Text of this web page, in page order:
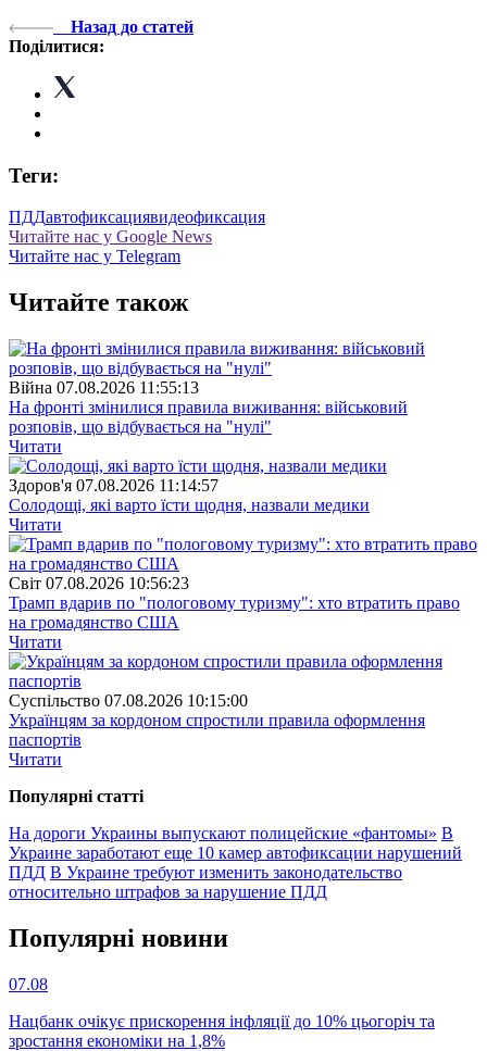
Назад до статей
Поділитися:
Теги:
ПДДавтофиксациявидеофиксация
Читайте нас у Google News
Читайте нас у Telegram
Читайте також
Війна 07.08.2026 11:55:13
На фронті змінилися правила виживання: військовий
розповів, що відбувається на "нулі"
Читати
Здоров'я 07.08.2026 11:14:57
Солодощі, які варто їсти щодня, назвали медики
Читати
Свiт 07.08.2026 10:56:23
Трамп вдарив по "пологовому туризму": хто втратить право
на громадянство США
Читати
Суспiльство 07.08.2026 10:15:00
Українцям за кордоном спростили правила оформлення
паспортів
Читати
Популярнi статтi
На дороги Украины выпускают полицейские «фантомы» В
Украине заработают еще 10 камер автофиксации нарушений
ПДД В Украине требуют изменить законодательство
относительно штрафов за нарушение ПДД
Популярнi новини
07.08
Нацбанк очікує прискорення інфляції до 10% цьогоріч та
зростання економіки на 1,8%